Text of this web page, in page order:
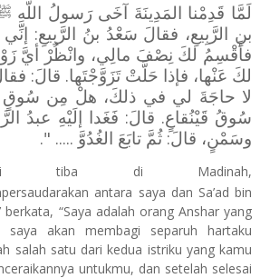
لَمَّا قَدِمْنا المَدِينَةَ آخَى رَسولُ
بنِ الرَّبِيعِ، فقالَ سَعْدُ بنُ الرَّبِيعِ: إنِّي
فأَقْسِمُ لكَ نِصْفَ مالِي، وانْظُرْ أيَّ
لكَ عَنْها، فإذا حَلَّتْ تَزَوَّجْتَها. قالَ:
لا حاجَةَ لي في ذلكَ، هلْ مِن سُوقٍ
سُوقُ قَيْنُقاعٍ. قالَ: فَغَدا إلَيْهِ عبدُ
وسَمْنٍ، قالَ: ثُمَّ تابَعَ الغُدُوَّ ..... ".
tiba di Madinah,
antara saya dan Sa’ad bin
berkata, “Saya adalah orang Anshar yang
saya akan membagi separuh hartaku
salah satu dari kedua istriku yang kamu
untukmu, dan setelah selesai